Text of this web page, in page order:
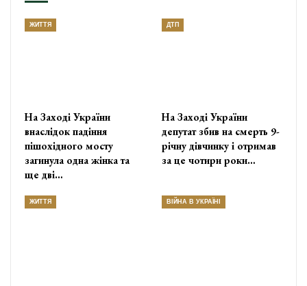
ЖИТТЯ
На Заході України
внаслідок падіння
пішохідного мосту
загинула одна жінка та
ще дві…
ДТП
На Заході України
депутат збив на смерть 9-
річну дівчинку і отримав
за це чотири роки…
ЖИТТЯ ВІЙНА В УКРАЇНІ